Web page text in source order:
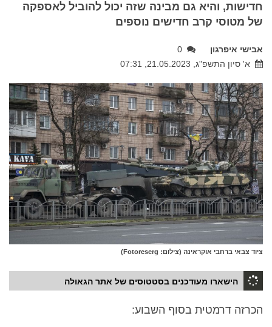
חדישות, והיא גם מבינה שזה יכול להוביל לאספקה
של מטוסי קרב חדישים נוספים
אבישי איפרגון
0
א' סיון התשפ"ג, 21.05.2023, 07:31
ציוד צבאי ברחבי אוקראינה (צילום: Fotoreserg)
הישארו מעודכנים בסטטוסים של אתר הגאולה
הכרזה דרמטית בסוף השבוע: